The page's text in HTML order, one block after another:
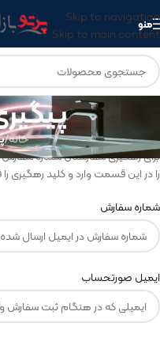
Skip to navigation
Skip to main content
منو
خانه/
برای رهگیری سفارشتان شماره
را در این قسمت وارد و کلید رهگیری
شماره سفارش
ایمیل صورتحساب